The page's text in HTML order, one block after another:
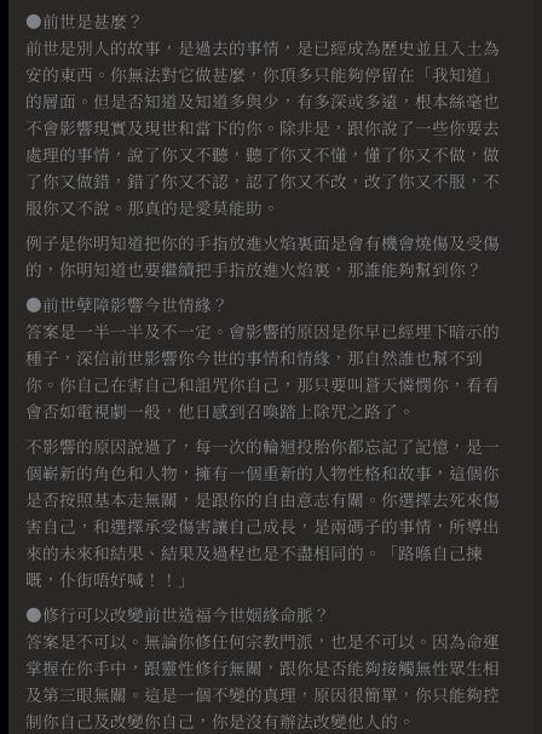
●前世是甚麼？
前世是別人的故事，是過去的事情，是已經成為歷史並且入土為
安的東西。你無法對它做甚麼，你頂多只能夠停留在「我知道」
的層面。但是否知道及知道多與少，有多深或多遠，根本絲毫也
不會影響現實及現世和當下的你。除非是，跟你說了一些你要去
處理的事情，說了你又不聽，聽了你又不懂，懂了你又不做，做
了你又做錯，錯了你又不認，認了你又不改，改了你又不服，不
服你又不說。那真的是愛莫能助。
例子是你明知道把你的手指放進火焰裏面是會有機會燒傷及受傷
的，你明知道也要繼續把手指放進火焰裏，那誰能夠幫到你？
●前世孽障影響今世情緣？
答案是一半一半及不一定。會影響的原因是你早已經埋下暗示的
種子，深信前世影響你今世的事情和情緣，那自然誰也幫不到
你。你自己在害自己和詛咒你自己，那只要叫蒼天憐憫你，看看
會否如電視劇一般，他日感到召喚踏上除咒之路了。
不影響的原因說過了，每一次的輪迴投胎你都忘記了記憶，是一
個嶄新的角色和人物，擁有一個重新的人物性格和故事，這個你
是否按照基本走無關，是跟你的自由意志有關。你選擇去死來傷
害自己，和選擇承受傷害讓自己成長，是兩碼子的事情，所導出
來的未來和結果、結果及過程也是不盡相同的。「路喺自己揀
嘅，仆街唔好喊！！」
●修行可以改變前世造福今世姻緣命脈？
答案是不可以。無論你修任何宗教門派，也是不可以。因為命運
掌握在你手中，跟靈性修行無關，跟你是否能夠接觸無性眾生相
及第三眼無關。這是一個不變的真理，原因很簡單，你只能夠控
制你自己及改變你自己，你是沒有辦法改變他人的。